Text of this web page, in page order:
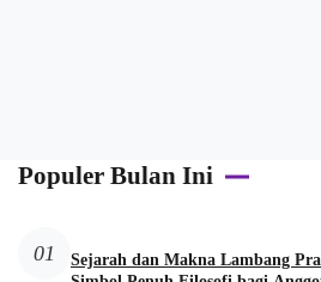
Populer Bulan Ini
01
Sejarah dan Makna Lambang